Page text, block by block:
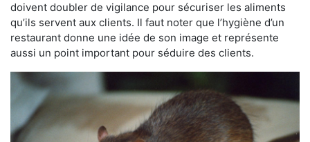
doivent doubler de vigilance pour sécuriser les aliments
qu’ils servent aux clients. Il faut noter que l’hygiène d’un
restaurant donne une idée de son image et représente
aussi un point important pour séduire des clients.